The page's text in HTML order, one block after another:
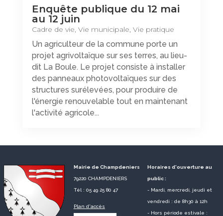
Enquête publique du 12 mai
au 12 juin
Cadre de vie Vie municipale Vie pratique
Un agriculteur de la commune porte un
projet agrivoltaïque sur ses terres, au lieu-
dit La Boule. Le projet consiste à installer
des panneaux photovoltaïques sur des
structures surélevées, pour produire de
l'énergie renouvelable tout en maintenant
l'activité agricole...
Mairie de Champdeniers
79220 CHAMPDENIERS
Tél : 05 49 25 80 47
Plan d'accès
Horaires d'ouverture au
public :
- Mardi, mercredi, jeudi et
vendredi : de 8h30 à 12h
- Hors période estivale :